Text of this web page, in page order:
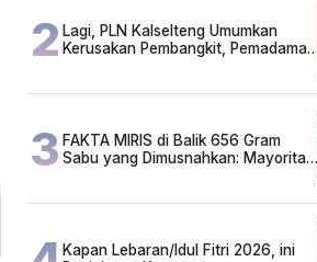
2 Lagi, PLN Kalselteng Umumkan
Kerusakan Pembangkit, Pemadaman
3 FAKTA MIRIS di Balik 656 Gram
Sabu yang Dimusnahkan: Mayoritas
Kapan Lebaran/Idul Fitri 2026, ini